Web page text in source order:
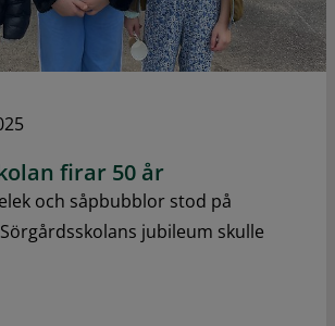
firar 50 år
och såpbubblor stod på
jubileum skulle